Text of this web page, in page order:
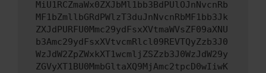
MiU1RCZmaWx0ZXJbMl1bb3BdPUlOJnNvcnRb
MF1bZmllbGRdPWlzT3duJnNvcnRbMF1bb3Jk
ZXJdPURFU0Mmc29ydFsxXVtmaWVsZF09aXNU
b3Amc29ydFsxXVtvcmRlcl09REVTQyZzb3J0
WzJdW2ZpZWxkXT1wcmljZSZzb3J0WzJdW29y
ZGVyXT1BU0MmbGltaXQ9MjAmc2tpcD0wIiwK